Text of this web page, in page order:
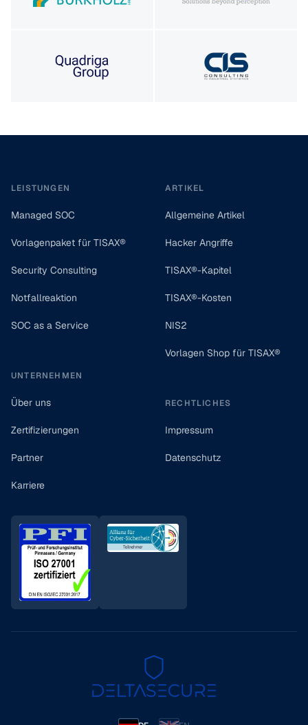
LEISTUNGEN
Managed SOC
Vorlagenpaket für TISAX®
Security Consulting
Notfallreaktion
SOC as a Service
UNTERNEHMEN
Über uns
Zertifizierungen
Partner
Karriere
ARTIKEL
Allgemeine Artikel
Hacker Angriffe
TISAX®-Kapitel
TISAX®-Kosten
NIS2
Vorlagen Shop für TISAX®
RECHTLICHES
Impressum
Datenschutz